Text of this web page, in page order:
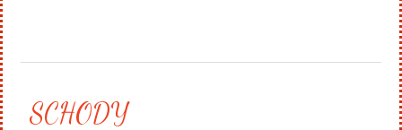
SCHODY